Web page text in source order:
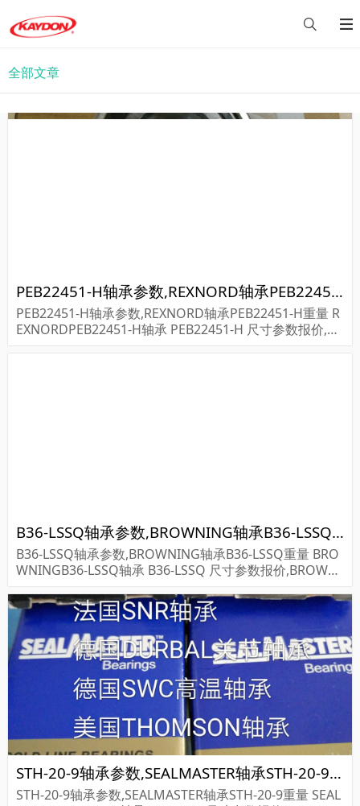
全部文章
PEB22451-H轴承参数,REXNORD轴承PEB22451-H重量
PEB22451-H轴承参数,REXNORD轴承PEB22451-H重量 R
EXNORDPEB22451-H轴承 PEB22451-H 尺寸参数报价,RE
B36-LSSQ轴承参数,BROWNING轴承B36-LSSQ重量
B36-LSSQ轴承参数,BROWNING轴承B36-LSSQ重量 BRO
WNINGB36-LSSQ轴承 B36-LSSQ 尺寸参数报价,BROWNI
STH-20-9轴承参数,SEALMASTER轴承STH-20-9重量
STH-20-9轴承参数,SEALMASTER轴承STH-20-9重量 SEAL